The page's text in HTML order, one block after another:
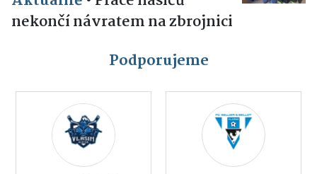
nekončí návratem na zbrojnici
Podporujeme